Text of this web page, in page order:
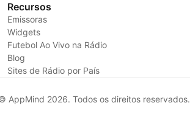
Recursos
Emissoras
Widgets
Futebol Ao Vivo na Rádio
Blog
Sites de Rádio por País
AppMind 2026. Todos os direitos reservados.